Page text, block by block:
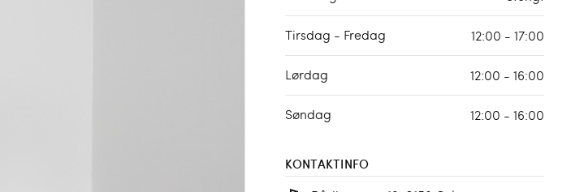
Tirsdag - Fredag 12:00 - 17:00
Lørdag 12:00 - 16:00
Søndag 12:00 - 16:00
KONTAKTINFO